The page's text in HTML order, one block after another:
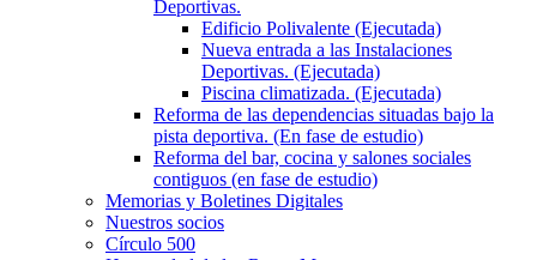
Deportivas.
Edificio Polivalente (Ejecutada)
Nueva entrada a las Instalaciones
Deportivas. (Ejecutada)
Piscina climatizada. (Ejecutada)
Reforma de las dependencias situadas bajo la
pista deportiva. (En fase de estudio)
Reforma del bar, cocina y salones sociales
contiguos (en fase de estudio)
Memorias y Boletines Digitales
Nuestros socios
Círculo 500